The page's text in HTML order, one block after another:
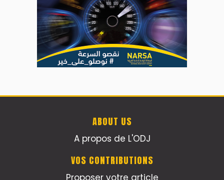
ABOUT US
A propos de L'ODJ
VOS CONTRIBUTIONS
Proposer votre article